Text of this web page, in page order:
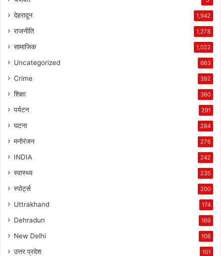
देहरादून 1,942
राजनीति 1,278
सामाजिक 1,022
Uncategorized 663
Crime 392
शिक्षा 360
पर्यटन 291
घटना 284
मनोरंजन 276
INDIA 242
स्वास्थ्य 235
स्पोर्ट्स 200
Uttrakhand 174
Dehradun 169
New Delhi 108
उत्तर प्रदेश 101